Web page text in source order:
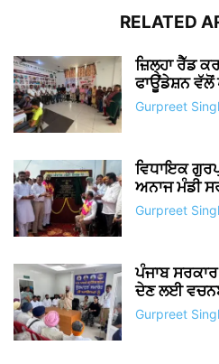
RELATED
ਜ਼ਿਲ੍ਹਾ ਰੈੱਡ
ਫਾਊਂਡੇਸ਼ਨ ਵੱਲੋਂ
Gurpreet
ਵਿਧਾਇਕ
ਅਨਾਜ ਮੰਡੀ
Gurpreet
ਪੰਜਾਬ
ਦੇਣ ਲਈ
Gurpreet